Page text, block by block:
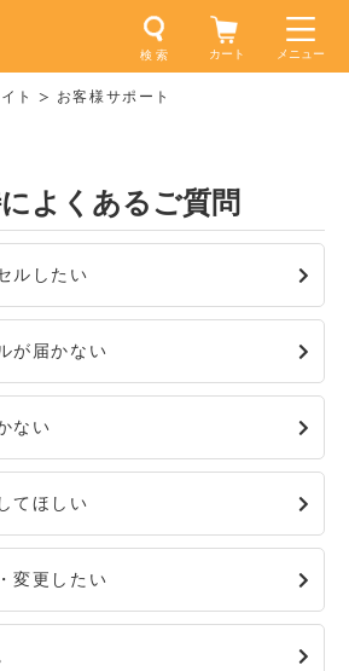
メニュー
検 索 カート
ト
お客様サポート
よくあるご質問
ルしたい
が届かない
ない
てほしい
変更したい